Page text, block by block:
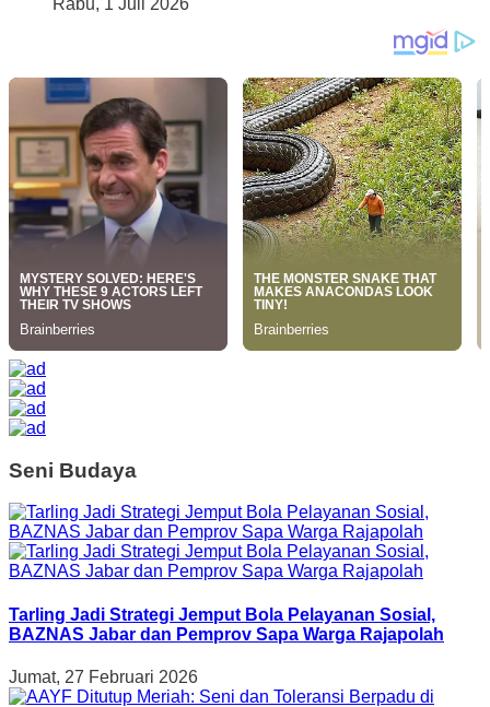
Seni Budaya
Tarling Jadi Strategi Jemput Bola Pelayanan Sosial,
BAZNAS Jabar dan Pemprov Sapa Warga Rajapolah
Jumat, 27 Februari 2026